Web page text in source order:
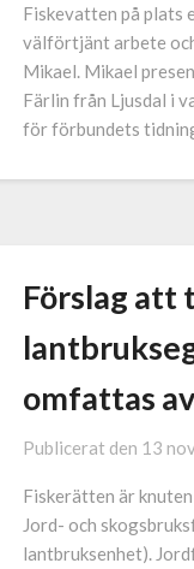
Fiskevatten på plats
välförtjänt arbete
Mikael. Mikael
Färlin från Ljusdal i
för förbundets
Förslag att
omfattas
Publicerat den 13
Fiskerätten är
Jord- och
lantbruksenhet).